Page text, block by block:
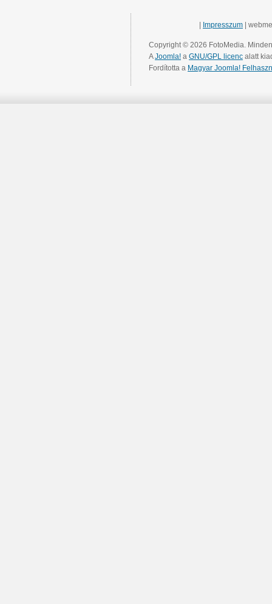
Impresszum |
Copyright © 2026 FotoMedia.
AJoomla! a GNU/GPL licenc alatt
Fordította a Magyar Joomla!